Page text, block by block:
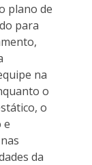
plano de
para
na
o
o
e
da